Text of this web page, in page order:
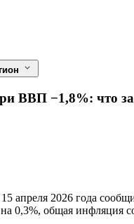
ВВП −1,8%: что
апреля 2026 года
0,3%, общая инфляция